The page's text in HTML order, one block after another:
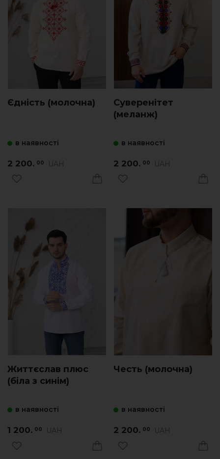
Єдність (молочна)
в наявності
2 200. 00 UAH
Суверенітет
(меланж)
в наявності
2 200. 00 UAH
Життєслав плюс
(біла з синім)
в наявності
1 200. 00 UAH
Честь (молочна)
в наявності
2 200. 00 UAH